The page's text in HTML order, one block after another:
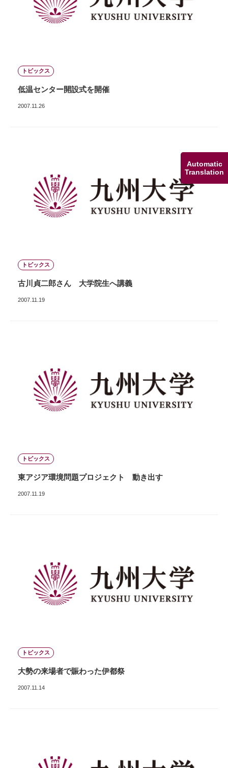
Automatic
Translation
トピックス
低温センター開設式を開催
2007.11.26
トピックス
古川貞二郎さん 大学院生へ講義
2007.11.19
トピックス
東アジア環境問題プロジェクト 動き出す
2007.11.19
トピックス
大勢の来場者で賑わった伊都祭
2007.11.14